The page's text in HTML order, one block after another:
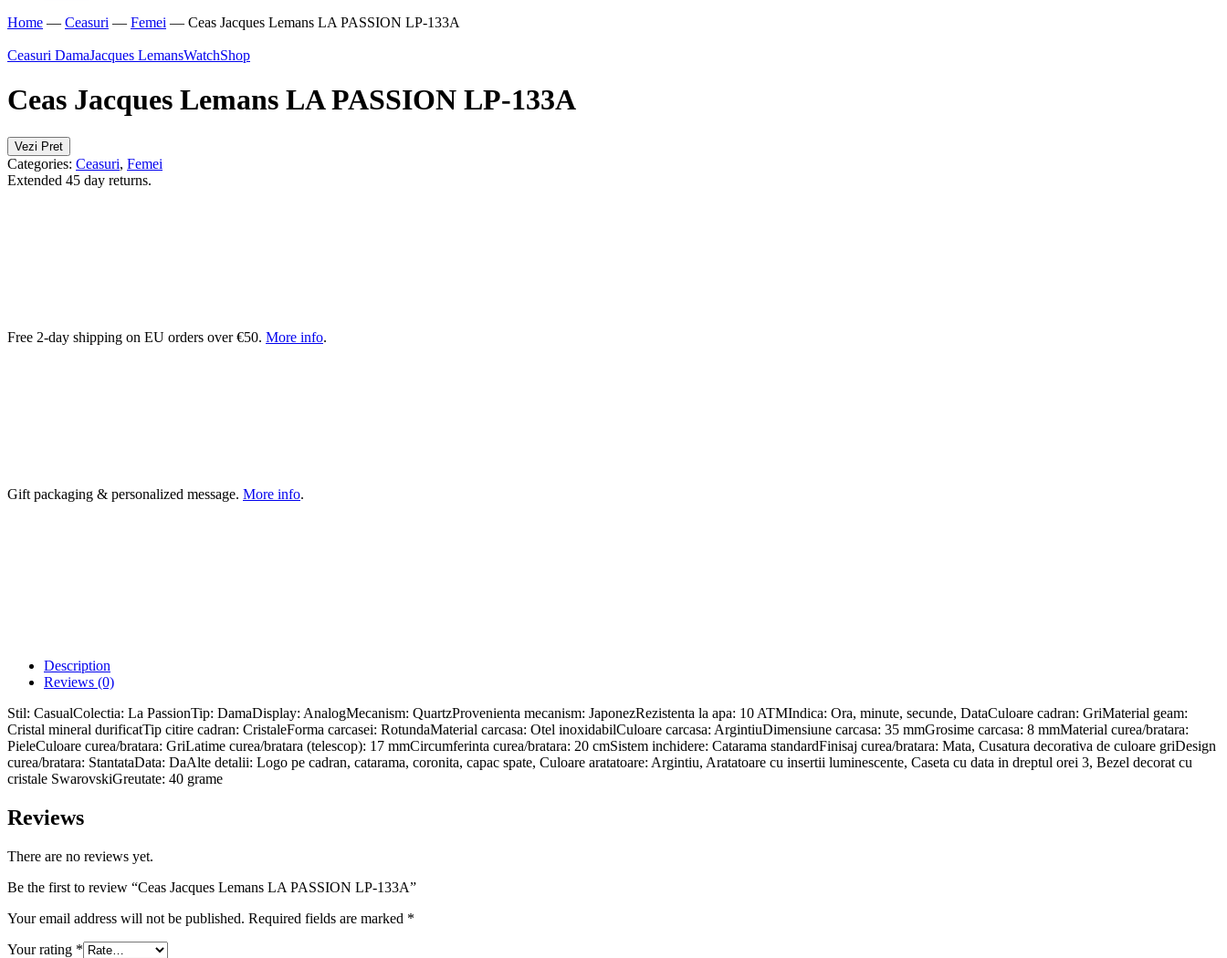
Home — Ceasuri — Femei — Ceas Jacques Lemans LA PASSION LP-133A
Ceasuri DamaJacques LemansWatchShop
Ceas Jacques Lemans LA PASSION LP-133A
Vezi Pret
Categories: Ceasuri, Femei
Extended 45 day returns.
Free 2-day shipping on EU orders over €50. More info.
Gift packaging & personalized message. More info.
Description
Reviews (0)
Stil: CasualColectia: La PassionTip: DamaDisplay: AnalogMecanism: QuartzProvenienta mecanism: JaponezRezistenta la apa: 10 ATMIndica: Ora, minute, secunde, DataCuloare cadran: GriMaterial geam:
Cristal mineral durificatTip citire cadran: CristaleForma carcasei: RotundaMaterial carcasa: Otel inoxidabilCuloare carcasa: ArgintiuDimensiune carcasa: 35 mmGrosime carcasa: 8 mmMaterial curea/bratara:
PieleCuloare curea/bratara: GriLatime curea/bratara (telescop): 17 mmCircumferinta curea/bratara: 20 cmSistem inchidere: Catarama standardFinisaj curea/bratara: Mata, Cusatura decorativa de culoare griDesign
curea/bratara: StantataData: DaAlte detalii: Logo pe cadran, catarama, coronita, capac spate, Culoare aratatoare: Argintiu, Aratatoare cu insertii luminescente, Caseta cu data in dreptul orei 3, Bezel decorat cu
cristale SwarovskiGreutate: 40 grame
Reviews
There are no reviews yet.
Be the first to review “Ceas Jacques Lemans LA PASSION LP-133A”
Your email address will not be published. Required fields are marked *
Your rating *